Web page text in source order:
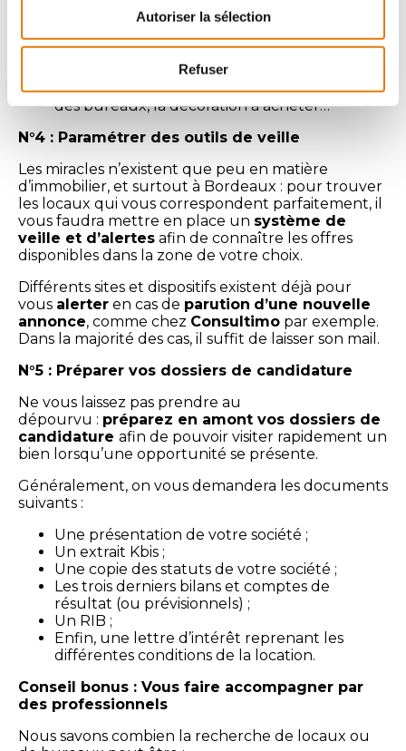
Autoriser la sélection
Refuser
besoinspour améliorer leur bien-
être et leurs performances au travail ;
Lorsque vous aurez trouvé un local, de les
laisser se projeter et s’approprier les lieux, en
les consultant par exemple sur la disposition
des bureaux, la décoration à acheter…
N°4 : Paramétrer des outils de veille
Les miracles n’existent que peu en matière
d’immobilier, et surtout à Bordeaux : pour trouver
les locaux qui vous correspondent parfaitement, il
vous faudra mettre en place un système de
veille et d’alertes afin de connaître les offres
disponibles dans la zone de votre choix.
Différents sites et dispositifs existent déjà pour
vous alerter en cas de parution d’une nouvelle
annonce, comme chez Consultimo par exemple.
Dans la majorité des cas, il suffit de laisser son mail.
N°5 : Préparer vos dossiers de candidature
Ne vous laissez pas prendre au
dépourvu : préparez en amont vos dossiers de
candidature afin de pouvoir visiter rapidement un
bien lorsqu’une opportunité se présente.
Généralement, on vous demandera les documents
suivants :
Une présentation de votre société ;
Un extrait Kbis ;
Une copie des statuts de votre société ;
Les trois derniers bilans et comptes de
résultat (ou prévisionnels) ;
Un RIB ;
Enfin, une lettre d’intérêt reprenant les
différentes conditions de la location.
Conseil bonus : Vous faire accompagner par
des professionnels
Nous savons combien la recherche de locaux ou